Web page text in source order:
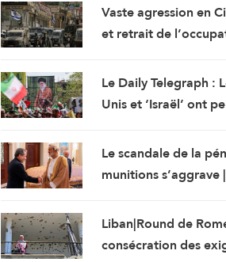
Vaste agression en
et retrait de
démolitions de
Le Daily Telegraph :
Unis et ‘Israël’ ont
Le scandale de la
munitions s’aggrave
les rails
Liban|Round de
consécration des